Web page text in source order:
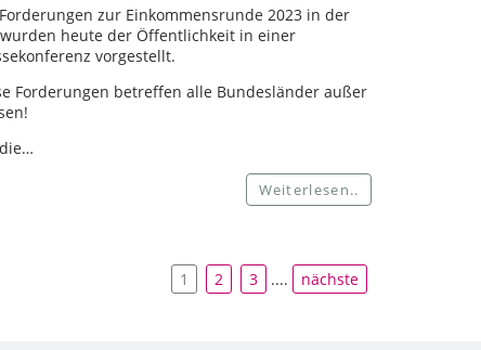
zur Einkommensrunde 2023 in der
wurden heute der Öffentlichkeit in einer
vorgestellt.
Forderungen betreffen alle Bundesländer außer
Weiterlesen..
1 2 3 .... nächste